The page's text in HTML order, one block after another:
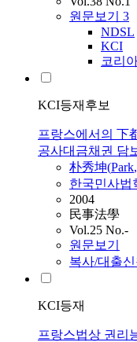
원문보기 3
NDSL
KCI
코리
KCI등재후보
프랑스에서의 下
공사대금채권 담
朴秀坤(Park
한국민사법
2004
民事法學
Vol.25 No.-
원문보기
복사/대출신
KCI등재
프랑스법상 권리